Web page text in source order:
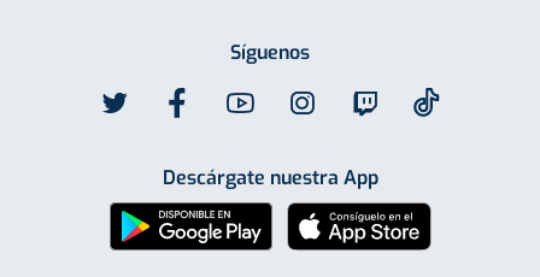
Síguenos
Descárgate nuestra App